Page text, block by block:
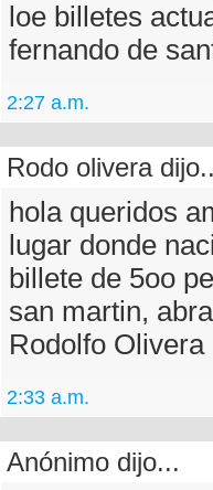
loe billetes
fernando de
2:27 a.m.
Rodo olivera
hola queridos
lugar donde
billete de 5oo
san martin,
Rodolfo Olivera
2:33 a.m.
Anónimo dijo...